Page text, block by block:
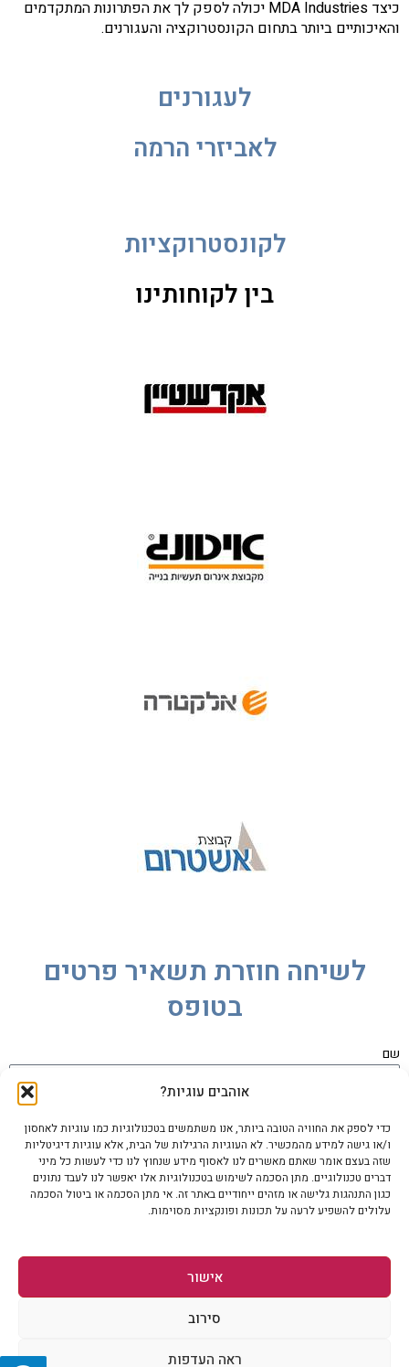
אוהבים עוגיות?
כדי לספק את החוויה הטובה ביותר, אנו משתמשים בטכנולוגיות כמו עוגיות לאחסון
ו/או גישה למידע מהמכשיר. לא העוגיות הרגילות של הבית, אלא עוגיות דיגיטליות
שזה בעצם אומר שאתם מאשרים לנו לאסוף מידע שנחוץ לנו כדי לעשות כל מיני
דברים טכנולוגיים. מתן הסכמה לשימוש בטכנולוגיות אלו יאפשר לנו לעבד נתונים
כגון התנהגות גלישה או מזהים ייחודיים באתר זה. אי מתן הסכמה או ביטול הסכמה
עלולים להשפיע לרעה על תכונות ופונקציות מסוימות.
אישור
סירוב
ראה העדפות
כיצד MDA Industries יכולה לספק לך את הפתרונות המתקדמים
והאיכותיים ביותר בתחום הקונסטרוקציה והעגורנים.
לעגורנים
לאביזרי הרמה
לקונסטרוקציות
בין לקוחותינו
לשיחה חוזרת תשאיר פרטים
בטופס
שם
אימייל
הודעה
שליחה